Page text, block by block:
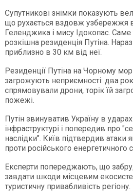
Супутникові знімки показують
що рухається вздовж узбережжя
Геленджика і мису Ідокопас.
розкішна резиденція Путіна.
приблизно в 30 км від неї.
Резиденції Путіна на Чорному
загрожують неприємності: два
спрямовували дрони, торік їй
пожежі.
Путін звинуватив Україну в
інфраструктурі і попередив про
наслідки". Київ підтвердив атаки
проти російського енергетичного
Експерти попереджають, що
завдати шкоди місцевим
туристичну привабливість регіону.